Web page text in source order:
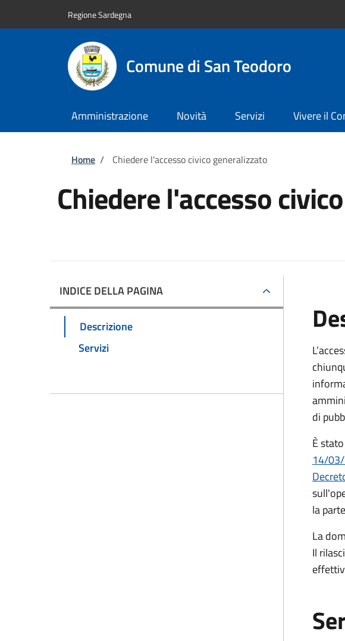
Regione Sardegna
Comune di San Teodoro
Amministrazione Novità Servizi Vivere il
Briciole di pane
Home / Chiedere l'accesso civico generalizzato
Chiedere l'accesso
INDICE DELLA PAGINA
Descrizione
Servizi
di
È
14/
la
La
Il